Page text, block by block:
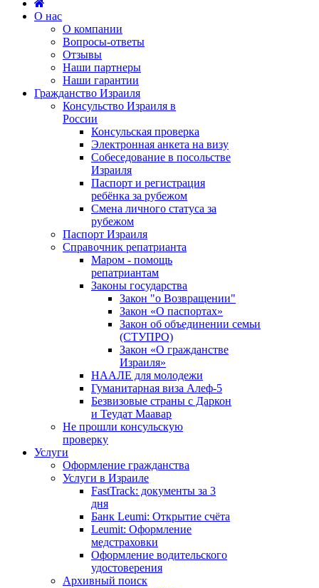
О нас
О компании
Вопросы-ответы
Отзывы
Наши партнеры
Наши гарантии
Гражданство Израиля
Консульство Израиля в
России
Консульская проверка
Электронная анкета на визу
Собеседование в посольстве
Израиля
Паспорт и регистрация
ребёнка за рубежом
Смена личного статуса за
рубежом
Паспорт Израиля
Справочник репатрианта
Маром - помощь
репатриантам
Законы государства
Закон "о Возвращении"
Закон «О паспортах»
Закон об объединении семьи
(СТУПРО)
Закон «О гражданстве
Израиля»
НААЛЕ для молодежи
Гуманитарная виза Алеф-5
Безвизовые страны с Даркон
и Теудат Маавар
Не прошли консульскую
проверку
Услуги
Оформление гражданства
Услуги в Израиле
FastTrack: документы за 3
дня
Банк Leumi: Открытие счёта
Leumit: Оформление
медстраховки
Оформление водительского
удостоверения
Архивный поиск